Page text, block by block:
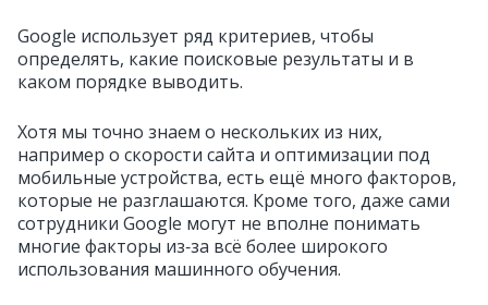
Google использует ряд критериев, чтобы
определять, какие поисковые результаты и в
каком порядке выводить.
Хотя мы точно знаем о нескольких из них,
например о скорости сайта и оптимизации под
мобильные устройства, есть ещё много факторов,
которые не разглашаются. Кроме того, даже сами
сотрудники Google могут не вполне понимать
многие факторы из‑за всё более широкого
использования машинного обучения.